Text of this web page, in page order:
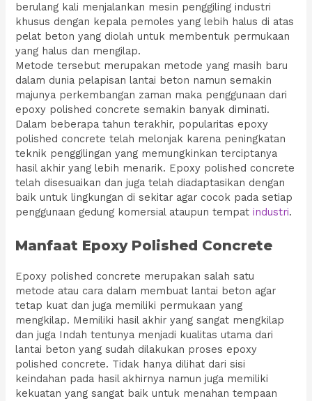
berulang kali menjalankan mesin penggiling industri
khusus dengan kepala pemoles yang lebih halus di atas
pelat beton yang diolah untuk membentuk permukaan
yang halus dan mengilap.
Metode tersebut merupakan metode yang masih baru
dalam dunia pelapisan lantai beton namun semakin
majunya perkembangan zaman maka penggunaan dari
epoxy polished concrete semakin banyak diminati.
Dalam beberapa tahun terakhir, popularitas epoxy
polished concrete telah melonjak karena peningkatan
teknik penggilingan yang memungkinkan terciptanya
hasil akhir yang lebih menarik. Epoxy polished concrete
telah disesuaikan dan juga telah diadaptasikan dengan
baik untuk lingkungan di sekitar agar cocok pada setiap
penggunaan gedung komersial ataupun tempatindustri.
Manfaat Epoxy Polished Concrete
Epoxy polished concrete merupakan salah satu
metode atau cara dalam membuat lantai beton agar
tetap kuat dan juga memiliki permukaan yang
mengkilap. Memiliki hasil akhir yang sangat mengkilap
dan juga Indah tentunya menjadi kualitas utama dari
lantai beton yang sudah dilakukan proses epoxy
polished concrete. Tidak hanya dilihat dari sisi
keindahan pada hasil akhirnya namun juga memiliki
kekuatan yang sangat baik untuk menahan tempaan